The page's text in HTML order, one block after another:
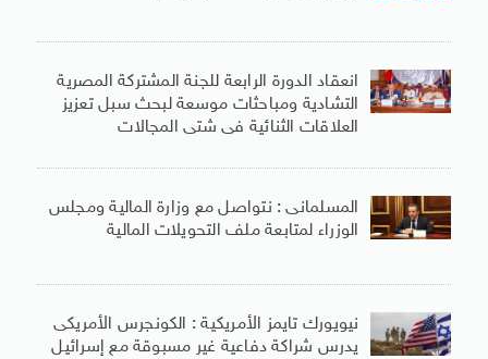
انعقاد الدورة الرابعة للجنة المشتركة المصرية
التشادية ومباحثات موسعة لبحث سبل تعزيز
العلاقات الثنائية فى شتى المجالات
المسلمانى : نتواصل مع وزارة المالية ومجلس
الوزراء لمتابعة ملف التحويلات المالية
نيويورك تايمز الأمريكية : الكونجرس الأمريكى
يدرس شراكة دفاعية غير مسبوقة مع إسرائيل